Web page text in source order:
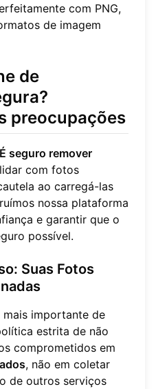
com PNG,
de imagem
de
preocupações
seguro remover
com fotos
ao carregá-las
nossa plataforma
e garantir que o
possível.
Suas Fotos
mais importante de
estrita de não
comprometidos em
, não em coletar
de outros serviços